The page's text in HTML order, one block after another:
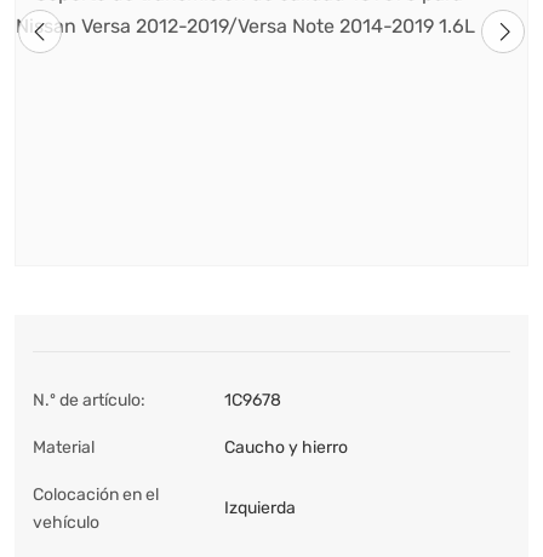
N.º de artículo: 1C9678
Material Caucho y hierro
Colocación en el
vehículo
Izquierda